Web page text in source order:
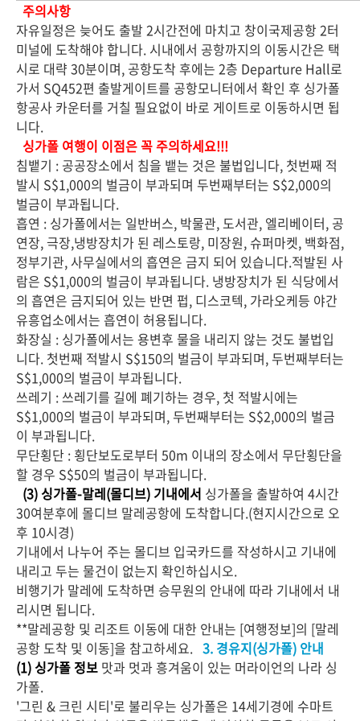
주의사항
자유일정은 늦어도 출발 2시간전에 마치고 창이국제공항 2터
미널에 도착해야 합니다. 시내에서 공항까지의 이동시간은 택
시로 대략 30분이며, 공항도착 후에는 2층 Departure Hall로
가서 SQ452편 출발게이트를 공항모니터에서 확인 후 싱가폴
항공사 카운터를 거칠 필요없이 바로 게이트로 이동하시면 됩
니다.
싱가폴 여행이 이점은 꼭 주의하세요!!!
침뱉기 : 공공장소에서 침을 뱉는 것은 불법입니다, 첫번째 적
발시 S$1,000의 벌금이 부과되며 두번째부터는 S$2,000의
벌금이 부과됩니다.
흡연 : 싱가폴에서는 일반버스, 박물관, 도서관, 엘리베이터, 공
연장, 극장,냉방장치가 된 레스토랑, 미장원, 슈퍼마켓, 백화점,
정부기관, 사무실에서의 흡연은 금지 되어 있습니다.적발된 사
람은 S$1,000의 벌금이 부과됩니다. 냉방장치가 된 식당에서
의 흡연은 금지되어 있는 반면 펍, 디스코텍, 가라오케등 야간
유흥업소에서는 흡연이 허용됩니다.
화장실 : 싱가폴에서는 용변후 물을 내리지 않는 것도 불법입
니다. 첫번째 적발시 S$150의 벌금이 부과되며, 두번째부터는
S$1,000의 벌금이 부과됩니다.
쓰레기 : 쓰레기를 길에 폐기하는 경우, 첫 적발시에는
S$1,000의 벌금이 부과되며, 두번째부터는 S$2,000의 벌금
이 부과됩니다.
무단횡단 : 횡단보도로부터 50m 이내의 장소에서 무단횡단을
할 경우 S$50의 벌금이 부과됩니다.
(3) 싱가폴-말레(몰디브) 기내에서 싱가폴을 출발하여 4시간
30여분후에 몰디브 말레공항에 도착합니다.(현지시간으로 오
후 10시경)
기내에서 나누어 주는 몰디브 입국카드를 작성하시고 기내에
내리고 두는 물건이 없는지 확인하십시오.
비행기가 말레에 도착하면 승무원의 안내에 따라 기내에서 내
리시면 됩니다.
**말레공항 및 리조트 이동에 대한 안내는 [여행정보]의 [말레
공항 도착 및 이동]을 참고하세요. 3. 경유지(싱가폴) 안내
(1) 싱가폴 정보 맛과 멋과 흥겨움이 있는 머라이언의 나라 싱
가폴.
'그린 & 크린 시티'로 불리우는 싱가폴은 14세기경에 수마트